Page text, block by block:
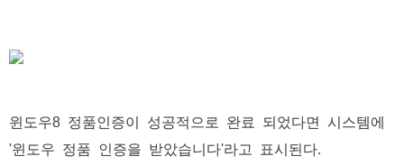
윈도우8 정품인증이 성공적으로 완료 되었다면 시스템에
'윈도우 정품 인증을 받았습니다'라고 표시된다.